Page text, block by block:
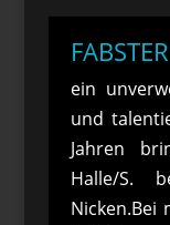
FABSTER
ein
und
Jahren
Halle/S.
Nicken.Bei